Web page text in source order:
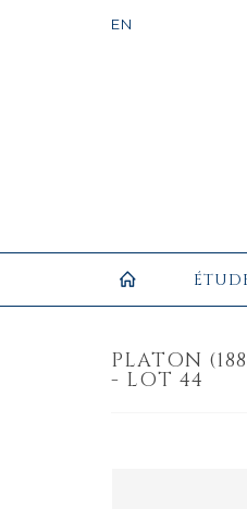
PLATON
- LOT 44